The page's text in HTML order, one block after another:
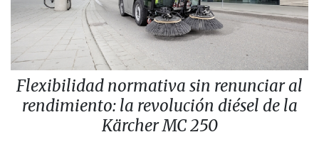
Flexibilidad normativa sin renunciar al
rendimiento: la revolución diésel de la
Kärcher MC 250